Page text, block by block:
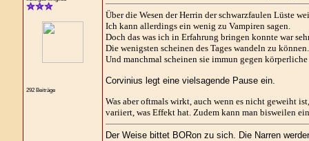
292 Beiträge
Über die Wesen der Herrin der schwarzfaulen Lüste
Ich kann allerdings ein wenig zu Vampiren sagen.
Doch das was ich in Erfahrung bringen konnte war
Die wenigsten scheinen des Tages wandeln zu
Und manchmal scheinen sie immun gegen
Corvinius legt eine vielsagende Pause ein.
Was aber oftmals wirkt, auch wenn es nicht geweiht
variiert, was Effekt hat. Zudem kann man bisweilen
Der Weise bittet BORon zu sich. Die Narren